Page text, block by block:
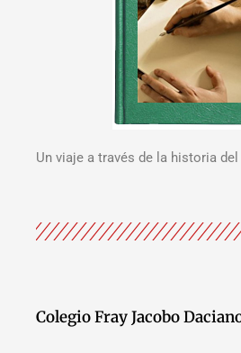
Un viaje a través de la historia
Colegio Fray Jacobo